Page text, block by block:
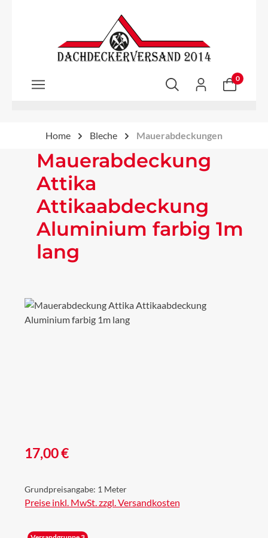
Zum Hauptinhalt springen
0
Home Bleche Mauerabdeckungen
Mauerabdeckung
Attika
Attikaabdeckung
Aluminium farbig 1m
lang
Bildergalerie überspringen
Regulärer Preis:
17,00 €
Grundpreisangabe: 1 Meter
Preise inkl. MwSt. zzgl. Versandkosten